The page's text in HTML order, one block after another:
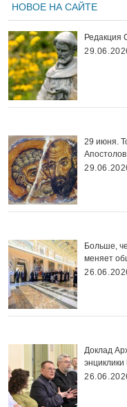
НОВОЕ НА САЙТЕ
Редакция
29 июня.
Больше,
меняет
Доклад